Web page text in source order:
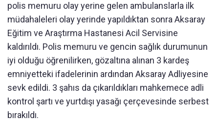
polis memuru olay yerine gelen ambulanslarla ilk
müdahaleleri olay yerinde yapıldıktan sonra Aksaray
Eğitim ve Araştırma Hastanesi Acil Servisine
kaldırıldı. Polis memuru ve gencin sağlık durumunun
iyi olduğu öğrenilirken, gözaltına alınan 3 kardeş
emniyetteki ifadelerinin ardından Aksaray Adliyesine
sevk edildi. 3 şahıs da çıkarıldıkları mahkemece adli
kontrol şartı ve yurtdışı yasağı çerçevesinde serbest
bırakıldı.